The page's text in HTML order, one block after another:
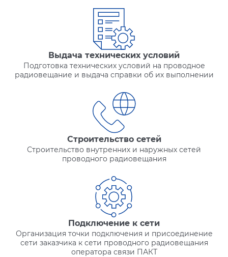
Выдача технических условий
Подготовка технических условий на проводное
радиовещание и выдача справки об их выполнении
Строительство сетей
Строительство внутренних и наружных сетей
проводного радиовещания
Подключение к сети
Организация точки подключения и присоединение
сети заказчика к сети проводного радиовещания
оператора связи ПАКТ